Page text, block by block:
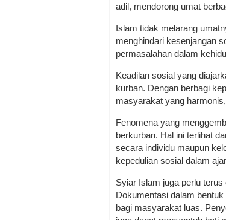
adil, mendorong umat
Islam tidak melarang
menghindari kesenjangan
permasalahan dalam
Keadilan sosial yang
kurban. Dengan berbagi
masyarakat yang
Fenomena yang
berkurban. Hal ini terlihat
secara individu maupun
kepedulian sosial dalam
Syiar Islam juga perlu
Dokumentasi dalam
bagi masyarakat luas.